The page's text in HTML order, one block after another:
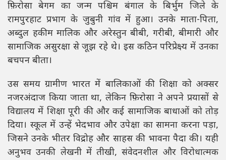
फ़िरोसा बेगम का जन्म पश्चिम बंगाल के बिर्भुम जिले के
रामपुरहाट प्रभाग के जुबुनी गांव में हुआ। उनके माता-पिता,
अब्दुल हकीम मालिक और अरेस्तुन बीबी, गरीबी, बीमारी और
सामाजिक असुरक्षा से जूझ रहे थे। इस कठिन परिप्रेक्ष्य में उनका
बचपन बीता।
उस समय ग्रामीण भारत में बालिकाओं की शिक्षा को अक्सर
नजरअंदाज किया जाता था, लेकिन फ़िरोसा ने अपने प्रयासों से
विद्यालय में शिक्षा पूरी की और कई सामाजिक बाधाओं को तोड़
दिया। स्कूल में उन्हें भेदभाव और उपेक्षा का सामना करना पड़ा,
जिसने उनके भीतर विद्रोह और साहस की भावना पैदा की। यही
अनुभव उनकी लेखनी में तीखी, संवेदनशील और विरोधात्मक